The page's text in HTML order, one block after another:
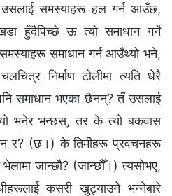
उसलाई समस्याहरू हल गर्न आउँछ,
हुँदैपिच्छे ऊ त्यो समाधान गर्ने
समाधान गर्न आउँथ्यो भने,
निर्माण टोलीमा त्यति धेरै
समाधान भएका छैनन्? तँ उसलाई
भनेर भन्छस्, तर के त्यो बकवास
र? (छ।) के तिमीहरू प्रवचनहरू
जान्छौ? (जान्छौँ।) त्यसोभए,
कसरी खुट्याउने भन्नेबारे